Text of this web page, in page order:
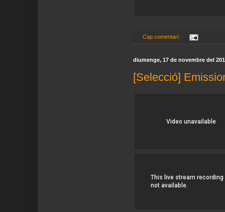
Cap comentari:
diumenge, 17 de novembre del
[Selecció]